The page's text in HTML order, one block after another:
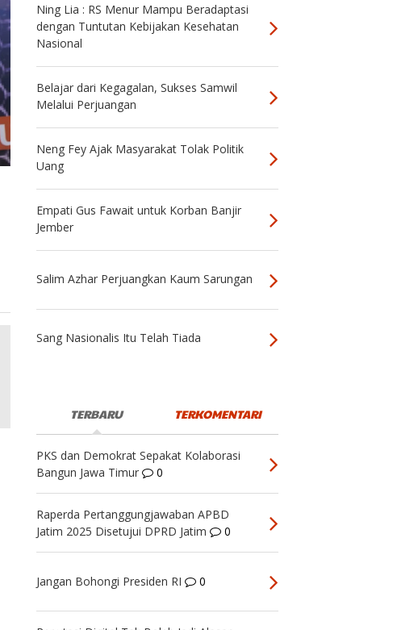
Ning Lia : RS Menur Mampu Beradaptasi
dengan Tuntutan Kebijakan Kesehatan
Nasional
Belajar dari Kegagalan, Sukses Samwil
Melalui Perjuangan
Neng Fey Ajak Masyarakat Tolak Politik
Uang
Empati Gus Fawait untuk Korban Banjir
Jember
Salim Azhar Perjuangkan Kaum Sarungan
Sang Nasionalis Itu Telah Tiada
TERBARU TERKOMENTARI
PKS dan Demokrat Sepakat Kolaborasi
Bangun Jawa Timur
0
Raperda Pertanggungjawaban APBD
Jatim 2025 Disetujui DPRD Jatim
0
Jangan Bohongi Presiden RI 0